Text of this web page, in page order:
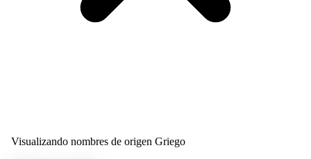
Visualizando nombres de origen Griego